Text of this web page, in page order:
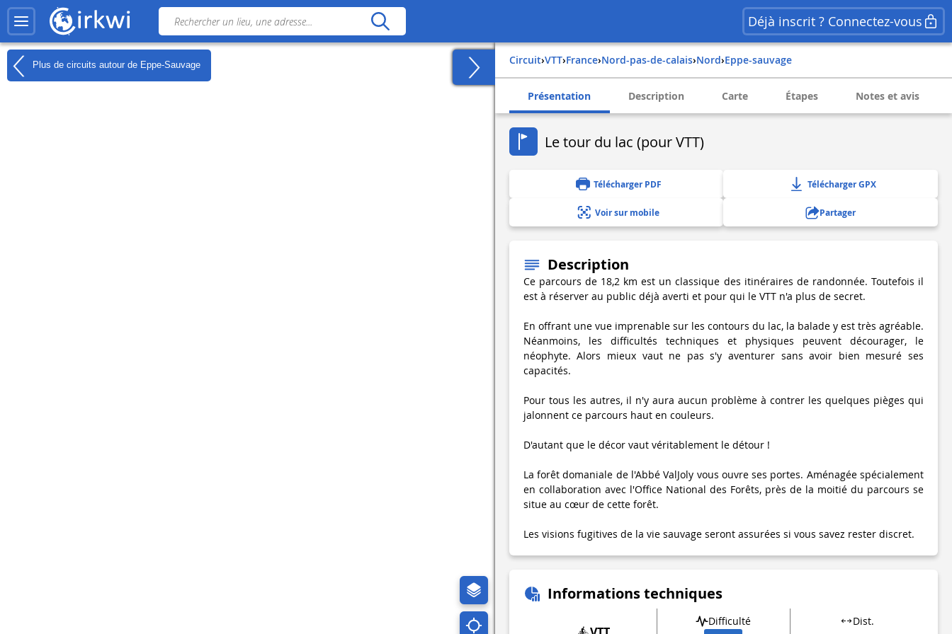
Déjà inscrit ? Connectez-vous
Plus de circuits autour de Eppe-Sauvage Circuit› VTT› france› nord-pas-de-calais› nord› eppe-sauvage
Présentation Description Carte Étapes Notes et avis
Le tour du lac (pour VTT)
Télécharger PDF Télécharger GPX
Voir sur mobile Partager
Description
Ce parcours de 18,2 km est un classique des itinéraires de randonnée. Toutefois il
est à réserver au public déjà averti et pour qui le VTT n'a plus de secret.
En offrant une vue imprenable sur les contours du lac, la balade y est très agréable.
Néanmoins, les difficultés techniques et physiques peuvent décourager, le
néophyte. Alors mieux vaut ne pas s'y aventurer sans avoir bien mesuré ses
capacités­.
Pour tous les autres, il n'y aura aucun problème à contrer les quelques pièges qui
jalonnent ce parcours haut en couleurs.
D'autant que le décor vaut véritablement le détour­ !
La forêt domaniale de l'Abbé ValJoly vous ouvre ses portes. Aménagée spécialement
en collaboration avec l'Office National des Forêts, près de la moitié du parcours se
situe au cœur de cette forêt.
Les visions fugitives de la vie sauvage seront assurées si vous savez rester discret.
Informations techniques
Difficulté Dist.